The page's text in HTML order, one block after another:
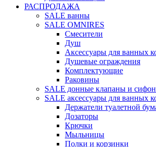
РАСПРОДАЖА
SALE ванны
SALE OMNIRES
Смесители
Душ
Аксессуары для ванных
Душевые ограждения
Комплектующие
Раковины
SALE донные клапаны и
SALE аксессуары для ванных
Держатели туалетной
Дозаторы
Крючки
Мыльницы
Полки и корзинки